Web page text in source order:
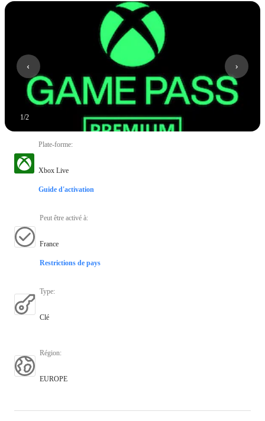
1/2
Plate-forme:
Xbox Live
Guide d'activation
Peut être activé à:
France
Restrictions de pays
Type:
Clé
Région:
EUROPE